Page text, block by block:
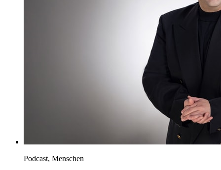
Podcast, Menschen